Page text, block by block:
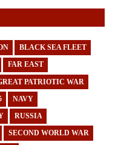
BLACK SEA FLEET
FAR EAST
PATRIOTIC WAR
NAVY
RUSSIA
SECOND WORLD WAR